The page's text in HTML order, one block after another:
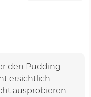
den Pudding
ersichtlich.
ausprobieren